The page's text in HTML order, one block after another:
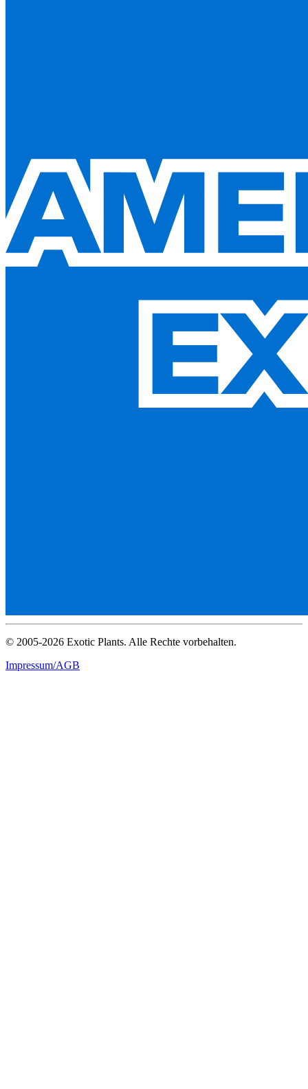
© 2005-2026 Exotic Plants. Alle Rechte vorbehalten.
Impressum/AGB